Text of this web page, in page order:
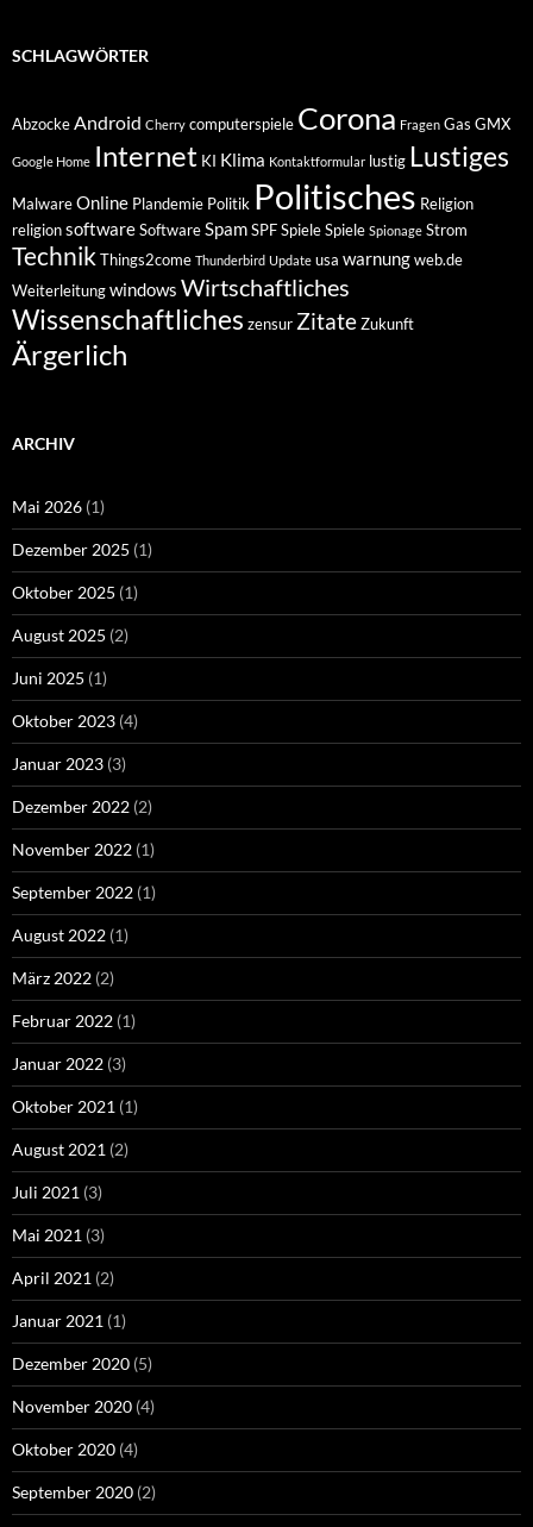
SCHLAGWÖRTER
AbzockeAndroid Cherry computerspiele Corona Fragen Gas GMX
Google Home Internet KI Klima Kontaktformular lustig Lustiges
MalwareOnline Plandemie Politik Politisches Religion
religionsoftwareSoftwareSpamSPFSpieleSpiele Spionage Strom
TechnikThings2come Thunderbird Update usa warnungweb.de
Weiterleitungwindows Wirtschaftliches
Wissenschaftliches zensur ZitateZukunft
Ärgerlich
ARCHIV
Mai 2026 (1)
Dezember 2025 (1)
Oktober 2025 (1)
August 2025 (2)
Juni 2025 (1)
Oktober 2023 (4)
Januar 2023 (3)
Dezember 2022 (2)
November 2022 (1)
September 2022 (1)
August 2022 (1)
März 2022 (2)
Februar 2022 (1)
Januar 2022 (3)
Oktober 2021 (1)
August 2021 (2)
Juli 2021 (3)
Mai 2021 (3)
April 2021 (2)
Januar 2021 (1)
Dezember 2020 (5)
November 2020 (4)
Oktober 2020 (4)
September 2020 (2)